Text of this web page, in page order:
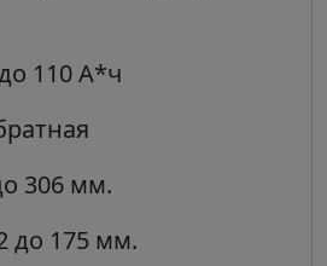
110 А*ч
306 мм.
до 175 мм.